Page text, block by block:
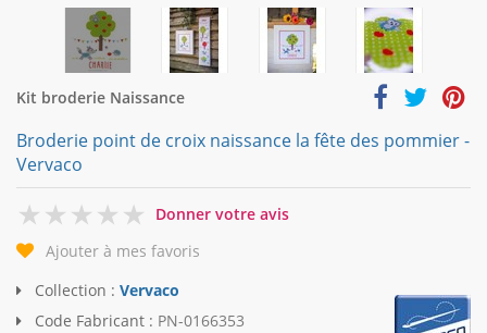
Kit broderie Naissance
Broderie point de croix naissance la fête des pommier -
Vervaco
0
Donner votre avis
Ajouter à mes favoris
Collection : Vervaco
Code Fabricant : PN-0166353